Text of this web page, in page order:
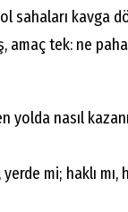
sahaları kavga
amaç tek: ne
yolda nasıl
mi; haklı mı,